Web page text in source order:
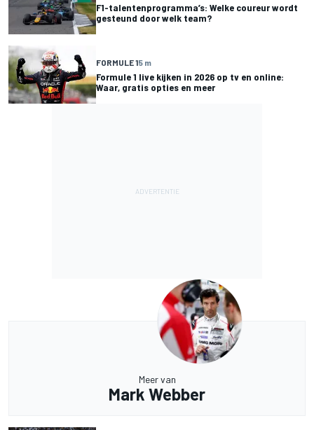
F1-talentenprogramma’s: Welke coureur wordt
gesteund door welk team?
FORMULE 15 m
Formule 1 live kijken in 2026 op tv en online:
Waar, gratis opties en meer
Meer van
Mark Webber